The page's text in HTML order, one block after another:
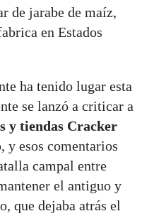
de jarabe de maíz,
en Estados
ha tenido lugar esta
se lanzó a criticar a
y tiendas Cracker
, y esos comentarios
campal entre
el antiguo y
que dejaba atrás el